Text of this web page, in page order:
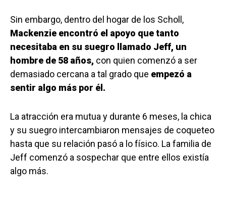
Sin embargo, dentro del hogar de los Scholl,
Mackenzie encontró el apoyo que tanto
necesitaba en su suegro llamado Jeff, un
hombre de 58 años, con quien comenzó a ser
demasiado cercana a tal grado que empezó a
sentir algo más por él.
La atracción era mutua y durante 6 meses, la chica
y su suegro intercambiaron mensajes de coqueteo
hasta que su relación pasó a lo físico. La familia de
Jeff comenzó a sospechar que entre ellos existía
algo más.